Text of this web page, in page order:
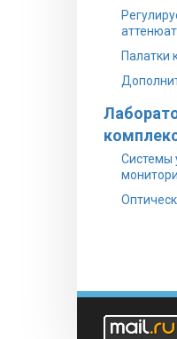
Палатки
Системы